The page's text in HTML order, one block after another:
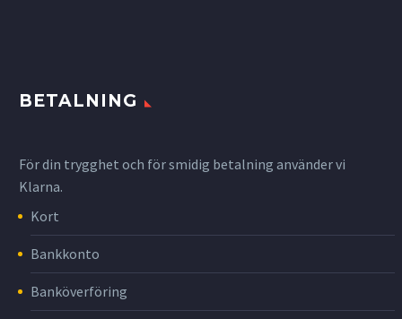
BETALNING
För din trygghet och för smidig betalning använder vi
Klarna.
Kort
Bankkonto
Banköverföring